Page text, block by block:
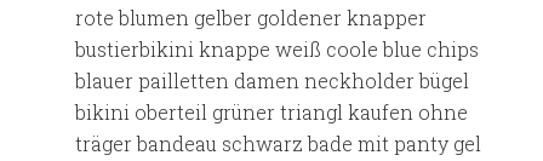
rote blumen gelber goldener knapper
bustierbikini knappe weiß coole blue chips
blauer pailletten damen neckholder bügel
bikini oberteil grüner triangl kaufen ohne
träger bandeau schwarz bade mit panty gel